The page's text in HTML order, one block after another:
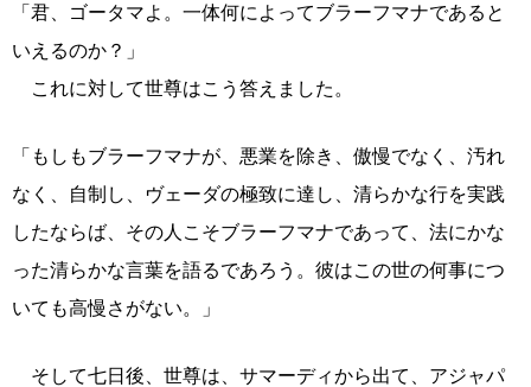
「君、ゴータマよ。一体何によってブラーフマナであると
いえるのか？」
これに対して世尊はこう答えました。
「もしもブラーフマナが、悪業を除き、傲慢でなく、汚れ
なく、自制し、ヴェーダの極致に達し、清らかな行を実践
したならば、その人こそブラーフマナであって、法にかな
った清らかな言葉を語るであろう。彼はこの世の何事につ
いても高慢さがない。」
そして七日後、世尊は、サマーディから出て、アジャパ